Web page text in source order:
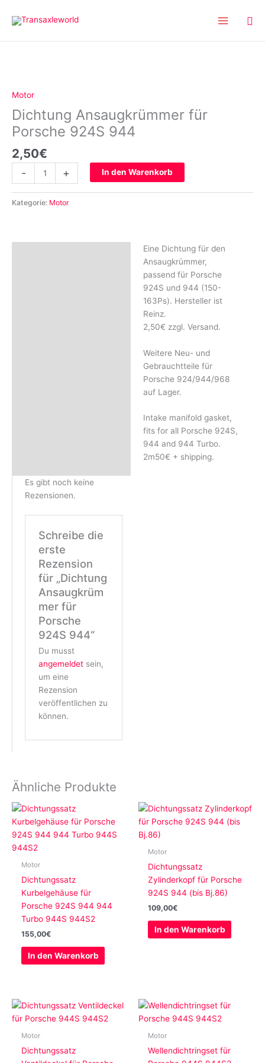
Inhalt
Motor
Dichtung Ansaugkrümmer für
Porsche 924S 944
2,50€
-
Porsche
924S
944
Menge
+ In den Warenkorb
Kategorie: Motor
Eine Dichtung für den
Ansaugkrümmer,
passend für Porsche
924S und 944 (150-
163Ps). Hersteller ist
Reinz.
2,50€ zzgl. Versand.
Weitere Neu- und
Gebrauchtteile für
Porsche 924/944/968
auf Lager.
Intake manifold gasket,
fits for all Porsche 924S,
944 and 944 Turbo.
2m50€ + shipping.
Es gibt noch keine
Rezensionen.
Schreibe die
erste
Rezension
für „Dichtung
Ansaugkrüm
mer für
Porsche
924S 944“
Du musst
angemeldet sein,
um eine
Rezension
veröffentlichen zu
können.
Ähnliche Produkte
Motor
Dichtungssatz
Kurbelgehäuse für
Porsche 924S 944 944
Turbo 944S 944S2
155,00€
In den Warenkorb
Motor
Dichtungssatz
Zylinderkopf für Porsche
924S 944 (bis Bj.86)
109,00€
In den Warenkorb
Motor
Dichtungssatz
Motor
Wellendichtringset für